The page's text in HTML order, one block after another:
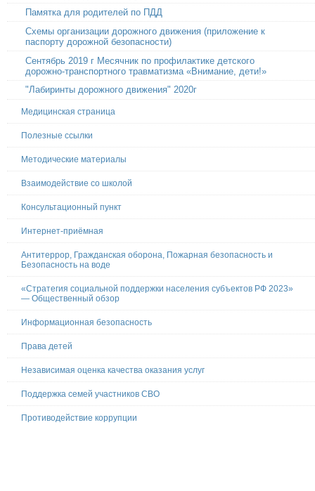
Памятка для родителей по ПДД
Схемы организации дорожного движения (приложение к
паспорту дорожной безопасности)
Сентябрь 2019 г Месячник по профилактике детского
дорожно-транспортного травматизма «Внимание, дети!»
"Лабиринты дорожного движения" 2020г
Медицинская страница
Полезные ссылки
Методические материалы
Взаимодействие со школой
Консультационный пункт
Интернет-приёмная
Антитеррор, Гражданская оборона, Пожарная безопасность и
Безопасность на воде
«Стратегия социальной поддержки населения субъектов РФ 2023»
— Общественный обзор
Информационная безопасность
Права детей
Независимая оценка качества оказания услуг
Поддержка семей участников СВО
Противодействие коррупции